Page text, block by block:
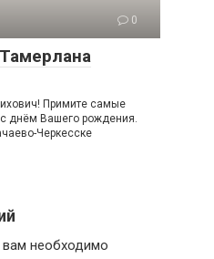
0
Примите самые
днём Вашего рождения.
Черкесске
необходимо